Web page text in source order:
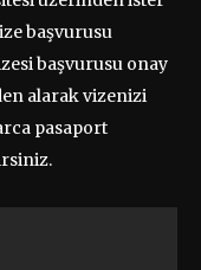
başvurusu
başvurusu onay
alarak vizenizi
pasaport